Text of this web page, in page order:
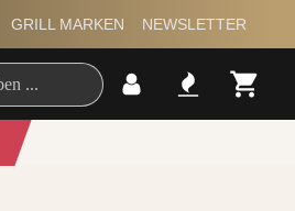
GRILL MARKEN NEWSLETTER